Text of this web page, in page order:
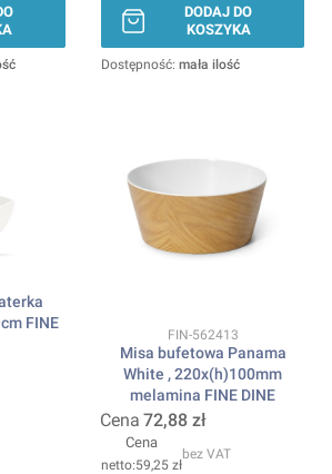
DODAJ DO
KOSZYKA
Dostępność: mała ilość
FINE
Kod produktu
FIN-562413
Misa bufetowa Panama
White , 220x(h)100mm
melamina FINE DINE
Cena 72,88 zł
Cena
59,25 zł
bez VAT